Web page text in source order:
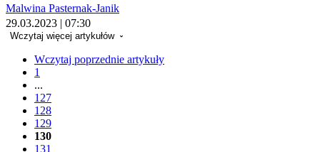
Malwina Pasternak-Janik
29.03.2023 | 07:30
Wczytaj więcej artykułów
Wczytaj poprzednie artykuły
1
...
127
128
129
130
131